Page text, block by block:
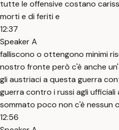
tutte le offensive costano
morti e di feriti e
12:37
Speaker A
falliscono o ottengono minimi
nostro fronte però c'è anche
gli austriaci a questa guerra
guerra contro i russi agli
sommato poco non c'è nessun
12:56